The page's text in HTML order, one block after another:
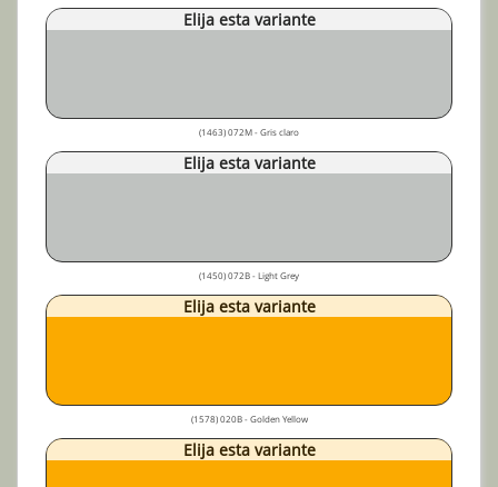
Elija esta variante
(1463) 072M - Gris claro
Elija esta variante
(1450) 072B - Light Grey
Elija esta variante
(1578) 020B - Golden Yellow
Elija esta variante